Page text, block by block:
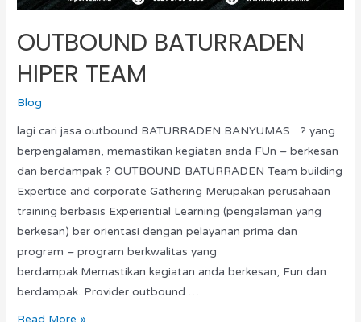
OUTBOUND BATURRADEN
HIPER TEAM
Blog
lagi cari jasa outbound BATURRADEN BANYUMAS ? yang
berpengalaman, memastikan kegiatan anda FUn – berkesan
dan berdampak ? OUTBOUND BATURRADEN Team building
Expertice and corporate Gathering Merupakan perusahaan
training berbasis Experiential Learning (pengalaman yang
berkesan) ber orientasi dengan pelayanan prima dan
program – program berkwalitas yang
berdampak.Memastikan kegiatan anda berkesan, Fun dan
berdampak. Provider outbound …